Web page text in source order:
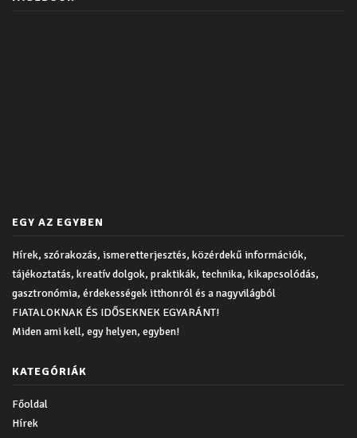
EGY AZ EGYBEN
Hírek, szórakozás, ismeretterjesztés, közérdekű információk,
tájékoztatás, kreatív dolgok, praktikák, technika, kikapcsolódás,
gasztronómia, érdekességek itthonról és a nagyvilágból
FIATALOKNAK ÉS IDŐSEKNEK EGYARÁNT!
Miden ami kell, egy helyen, egyben!
KATEGÓRIÁK
Főoldal
Hírek